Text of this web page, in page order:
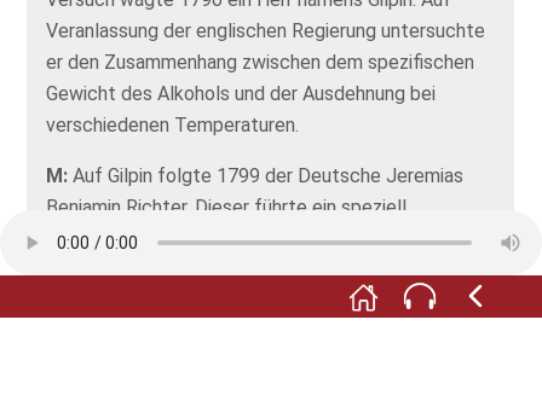
Veranlassung der englischen Regierung untersuchte
er den Zusammenhang zwischen dem spezifischen
Gewicht des Alkohols und der Ausdehnung bei
verschiedenen Temperaturen.
M:Auf Gilpin folgte 1799 der Deutsche Jeremias
Benjamin Richter. Dieser führte ein speziell
geeichtes Gewichtsalkoholmeter ein. Kostenpunkt:
vier Thaler das Stück. Richters Alkoholskala hatte
zwar einige Fehler. Doch ihm kommt ein besonderes